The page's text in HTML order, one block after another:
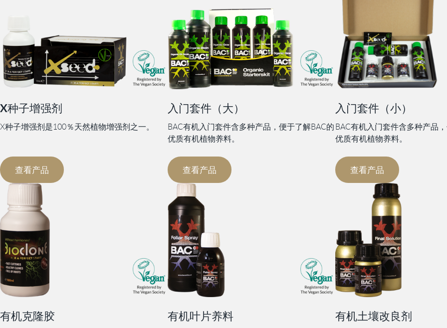
X种子增强剂
X种子增强剂是100％天然植物增强剂之一。
查看产品
入门套件（大）
BAC有机入门套件含多种产品，便于了解BAC的
优质有机植物养料。
查看产品
入门套件（小）
BAC有机入门套件含多种产品
优质有机植物养料。
查看产品
有机克隆胶 有机叶片养料 有机土壤改良剂